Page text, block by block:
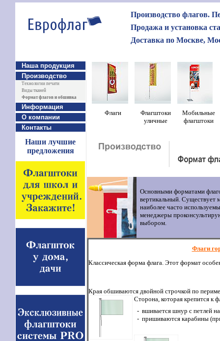
Производство флагов.
Продажа и установка
Доставка по Москве,
Наша продукция
Производство
Технологии печати
Виды тканей
Формат флагов и обшивка
Информация
О компании
Контакты
Наши лучшие
предложения
Флаги
Флагштоки
уличные
Мобильные
флагштоки
Основными форматами
вертикальный.
наиболее часто
менеджеры
выбором.
Флаги
Классическая форма флага. Этот формат
Края обшиваются двойной строчкой по
Сторона, которая крепится к
- вшивается шнур с петлей
- пришиваются карабины